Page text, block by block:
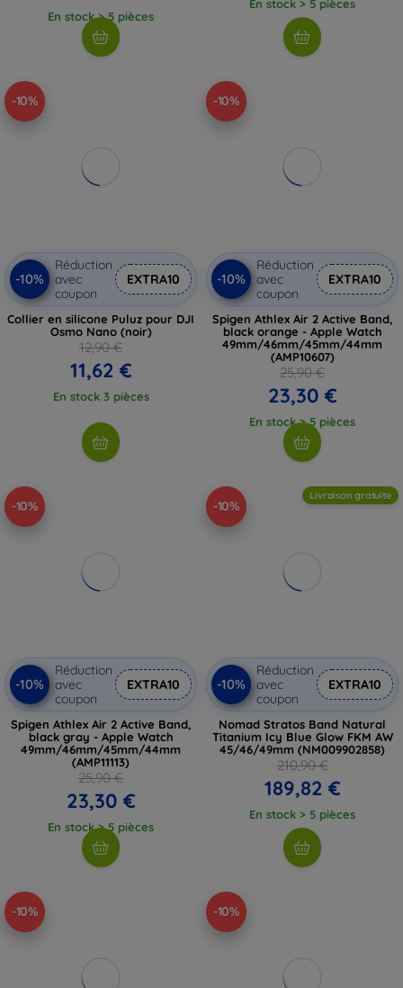
En stock > 5 pièces
En stock > 5 pièces
-10%
-10%
Réduction
avec
coupon
EXTRA10
Collier en silicone Puluz pour DJI
Osmo Nano (noir)
12,90 €
11,62 €
En stock 3 pièces
-10%
-10%
Réduction
avec
coupon
EXTRA10
Spigen Athlex Air 2 Active Band,
black orange - Apple Watch
49mm/46mm/45mm/44mm
(AMP10607)
25,90 €
23,30 €
En stock > 5 pièces
-10%
-10%
Réduction
avec
coupon
EXTRA10
Spigen Athlex Air 2 Active Band,
black gray - Apple Watch
49mm/46mm/45mm/44mm
(AMP11113)
25,90 €
23,30 €
En stock > 5 pièces
-10%
Livraison gratuite
-10%
Réduction
avec
coupon
EXTRA10
Nomad Stratos Band Natural
Titanium Icy Blue Glow FKM AW
45/46/49mm (NM009902858)
210,90 €
189,82 €
En stock > 5 pièces
-10% -10%